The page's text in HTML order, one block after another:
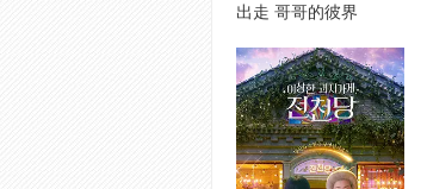
出走 哥哥的彼界